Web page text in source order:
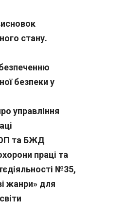
стану.
безпеки у
управління
ОП та БЖД
праці та
№35,
жанри» для